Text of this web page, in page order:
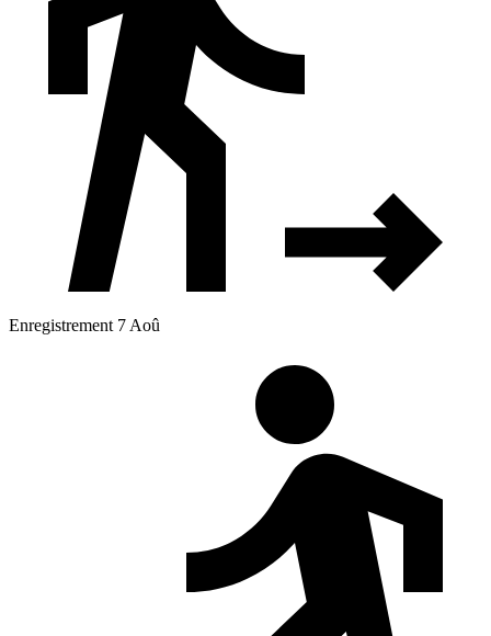
Enregistrement 7 Aoû